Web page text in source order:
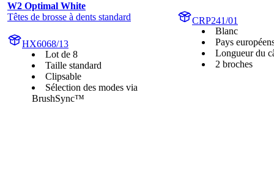
W2 Optimal White
Têtes de brosse à dents standard
HX6068/13
Lot de 8
Taille standard
Clipsable
Sélection des modes via
BrushSync™
CRP241/01
Blanc
Pays
Longueur du
2 broches